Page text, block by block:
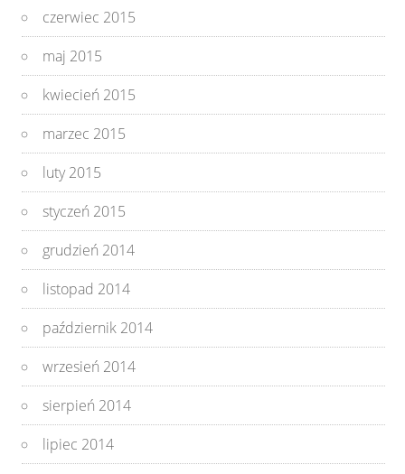
czerwiec 2015
maj 2015
kwiecień 2015
marzec 2015
luty 2015
styczeń 2015
grudzień 2014
listopad 2014
październik 2014
wrzesień 2014
sierpień 2014
lipiec 2014